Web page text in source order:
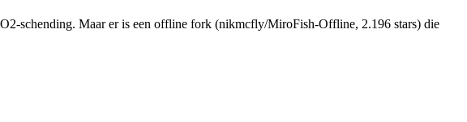
schending. Maar er is een offline fork (nikmcfly/MiroFish-Offline, 2.196 stars) die